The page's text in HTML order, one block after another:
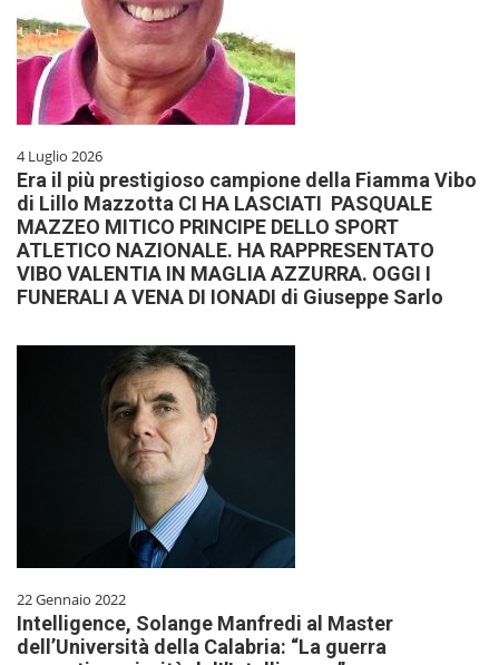
4 Luglio 2026
Era il più prestigioso campione della Fiamma Vibo
di Lillo Mazzotta CI HA LASCIATI PASQUALE
MAZZEO MITICO PRINCIPE DELLO SPORT
ATLETICO NAZIONALE. HA RAPPRESENTATO
VIBO VALENTIA IN MAGLIA AZZURRA. OGGI I
FUNERALI A VENA DI IONADI di Giuseppe Sarlo
22 Gennaio 2022
Intelligence, Solange Manfredi al Master
dell’Università della Calabria: “La guerra